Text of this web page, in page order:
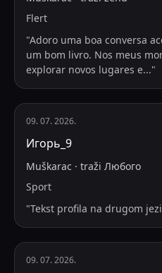
Flert
"Adoro uma boa conversa
um bom livro. Nos meus
explorar novos lugares e..."
09. 07. 2026.
Игорь_9
Muškarac · traži Любого
Sport
"Tekst profila na drugom
09. 07. 2026.